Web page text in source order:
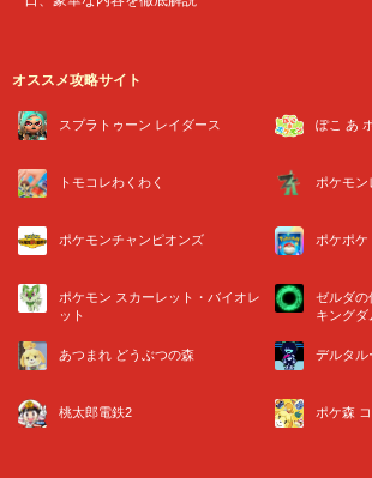
オススメ攻略サイト
スプラトゥーン レイダース ぽこ あ
トモコレわくわく ポケモ
ポケモンチャンピオンズ ポケポケ
ポケモン スカーレット・バイオレ
ット
ゼルダの
キングダ
あつまれ どうぶつの森 デルタル
桃太郎電鉄2 ポケ森